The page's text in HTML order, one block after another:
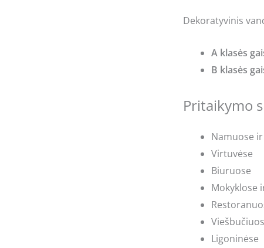
Dekoratyvinis
A klasės
B klasės
Pritaikymo
Namuose
Virtuvėse
Biuruose
Mokyklose
Ligoninėse